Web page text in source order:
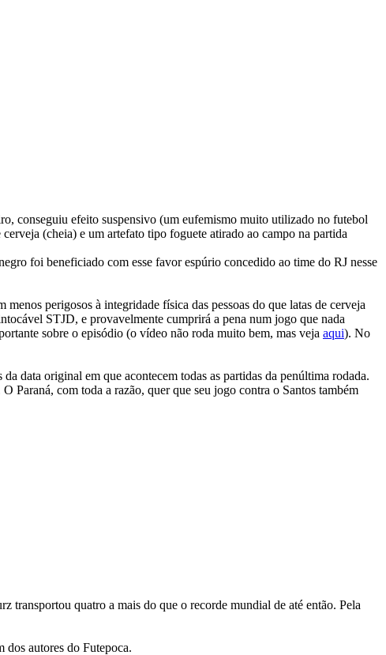
conseguiu efeito suspensivo (um eufemismo muito utilizado no futebol
(cheia) e um artefato tipo foguete atirado ao campo na partida
foi beneficiado com esse favor espúrio concedido ao time do RJ nesse
perigosos à integridade física das pessoas do que latas de cerveja
STJD, e provavelmente cumprirá a pena num jogo que nada
sobre o episódio (o vídeo não roda muito bem, mas veja aqui). No
data original em que acontecem todas as partidas da penúltima rodada.
Paraná, com toda a razão, quer que seu jogo contra o Santos também
transportou quatro a mais do que o recorde mundial de até então. Pela
dos autores do Futepoca.